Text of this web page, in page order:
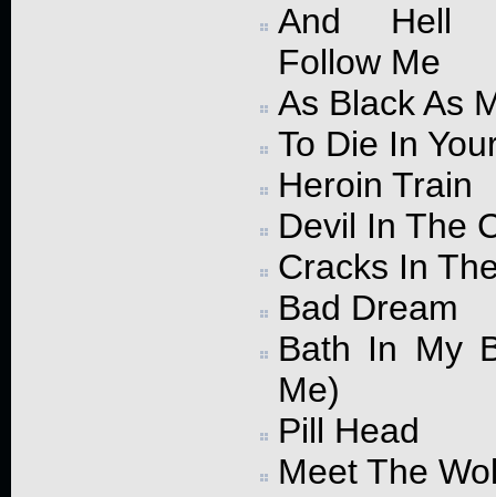
And Hell
Follow Me
As Black As
To Die In
Heroin Train
Devil In The
Cracks In
Bad Dream
Bath In My
Me)
Pill Head
Meet The